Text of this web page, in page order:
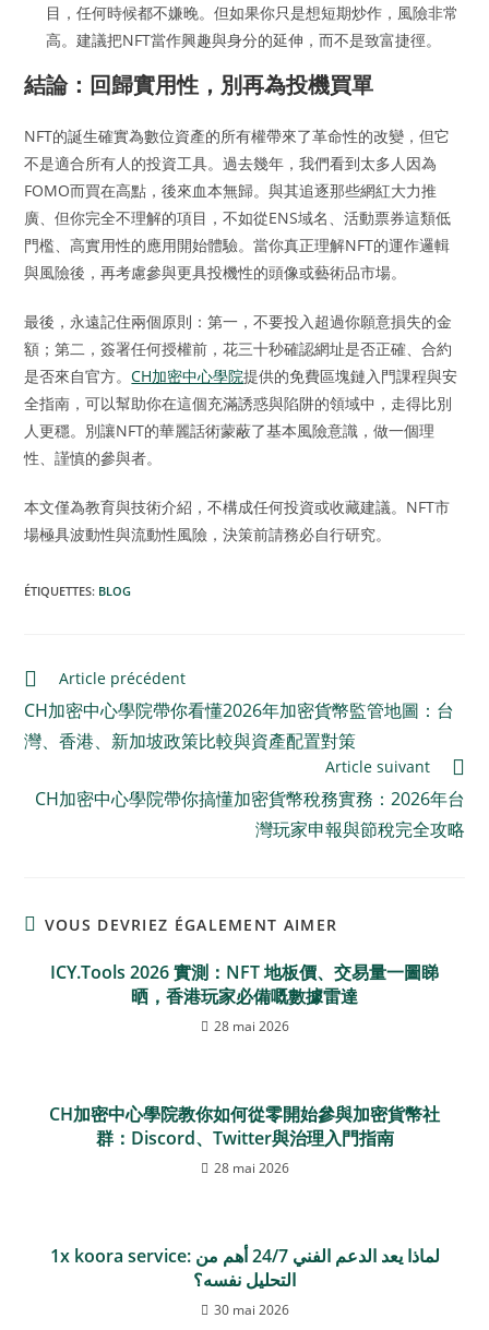
目，任何時候都不嫌晚。但如果你只是想短期炒作，風險非常
高。建議把NFT當作興趣與身分的延伸，而不是致富捷徑。
結論：回歸實用性，別再為投機買單
NFT的誕生確實為數位資產的所有權帶來了革命性的改變，但它
不是適合所有人的投資工具。過去幾年，我們看到太多人因為
FOMO而買在高點，後來血本無歸。與其追逐那些網紅大力推
廣、但你完全不理解的項目，不如從ENS域名、活動票券這類低
門檻、高實用性的應用開始體驗。當你真正理解NFT的運作邏輯
與風險後，再考慮參與更具投機性的頭像或藝術品市場。
最後，永遠記住兩個原則：第一，不要投入超過你願意損失的金
額；第二，簽署任何授權前，花三十秒確認網址是否正確、合約
是否來自官方。CH加密中心學院提供的免費區塊鏈入門課程與安
全指南，可以幫助你在這個充滿誘惑與陷阱的領域中，走得比別
人更穩。別讓NFT的華麗話術蒙蔽了基本風險意識，做一個理
性、謹慎的參與者。
本文僅為教育與技術介紹，不構成任何投資或收藏建議。NFT市
場極具波動性與流動性風險，決策前請務必自行研究。
ÉTIQUETTES: BLOG
Article précédent
CH加密中心學院帶你看懂2026年加密貨幣監管地圖：台
灣、香港、新加坡政策比較與資產配置對策
Article suivant
CH加密中心學院帶你搞懂加密貨幣稅務實務：2026年台
灣玩家申報與節稅完全攻略
VOUS DEVRIEZ ÉGALEMENT AIMER
ICY.Tools 2026 實測：NFT 地板價、交易量一圖睇
晒，香港玩家必備嘅數據雷達
28 mai 2026
CH加密中心學院教你如何從零開始參與加密貨幣社
群：Discord、Twitter與治理入門指南
28 mai 2026
1x koora service: لماذا يعد الدعم الفني 24/7 أهم من
التحليل نفسه؟
30 mai 2026